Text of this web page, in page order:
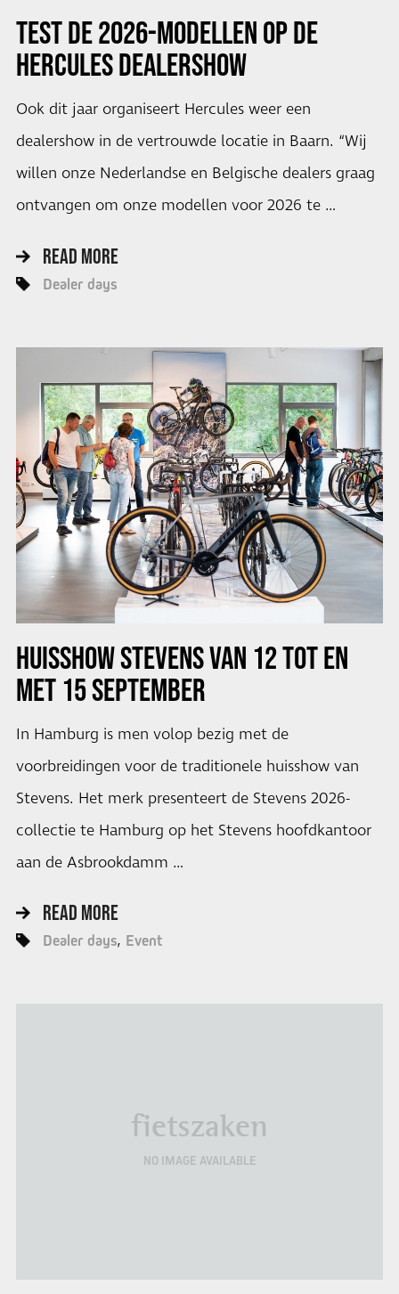
TEST DE 2026-MODELLEN OP DE
HERCULES DEALERSHOW
Ook dit jaar organiseert Hercules weer een
dealershow in de vertrouwde locatie in Baarn. “Wij
willen onze Nederlandse en Belgische dealers graag
ontvangen om onze modellen voor 2026 te …
READ MORE
Dealer days
HUISSHOW STEVENS VAN 12 TOT EN
MET 15 SEPTEMBER
In Hamburg is men volop bezig met de
voorbreidingen voor de traditionele huisshow van
Stevens. Het merk presenteert de Stevens 2026-
collectie te Hamburg op het Stevens hoofdkantoor
aan de Asbrookdamm …
READ MORE
Dealer days Event
fietszaken
NO IMAGE AVAILABLE